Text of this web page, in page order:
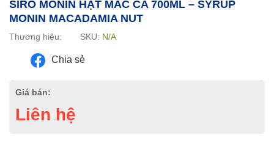
SIRO MONIN HẠT MÁC CA 700ML – SYRUP
MONIN MACADAMIA NUT
Thương hiệu: SKU: N/A
Chia sẻ
Giá bán:
Liên hệ